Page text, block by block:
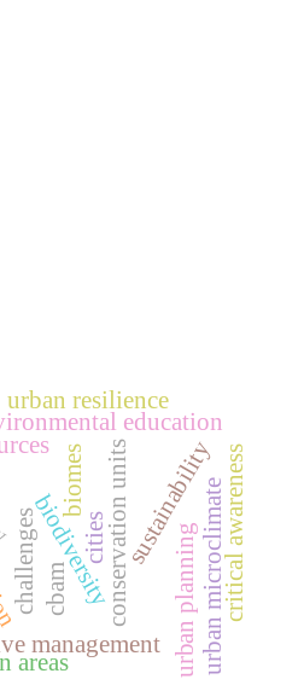
biodiversity
biomes conservation units
education
sustainability
challenges critical awareness
urban resilience
urban microclimate
urban planning
management
cities
cbam
areas